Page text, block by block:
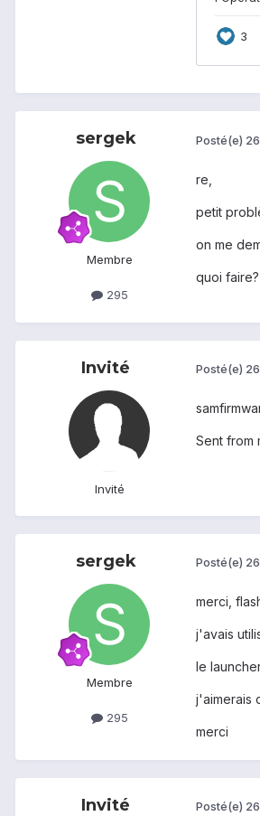
sergek
Membre
295
Posté(e)
re,
petit
on me
quoi faire?
Invité
Invité
Posté(e)
Sent from
sergek
Membre
295
Posté(e)
merci,
j'avais
le
j'aimerais
merci
Invité Posté(e)